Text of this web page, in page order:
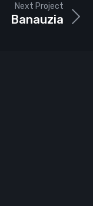
Next Project
Вanauzia